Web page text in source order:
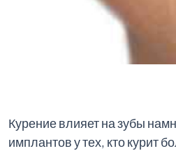
Курение влияет на зубы
имплантов у тех, кто курит